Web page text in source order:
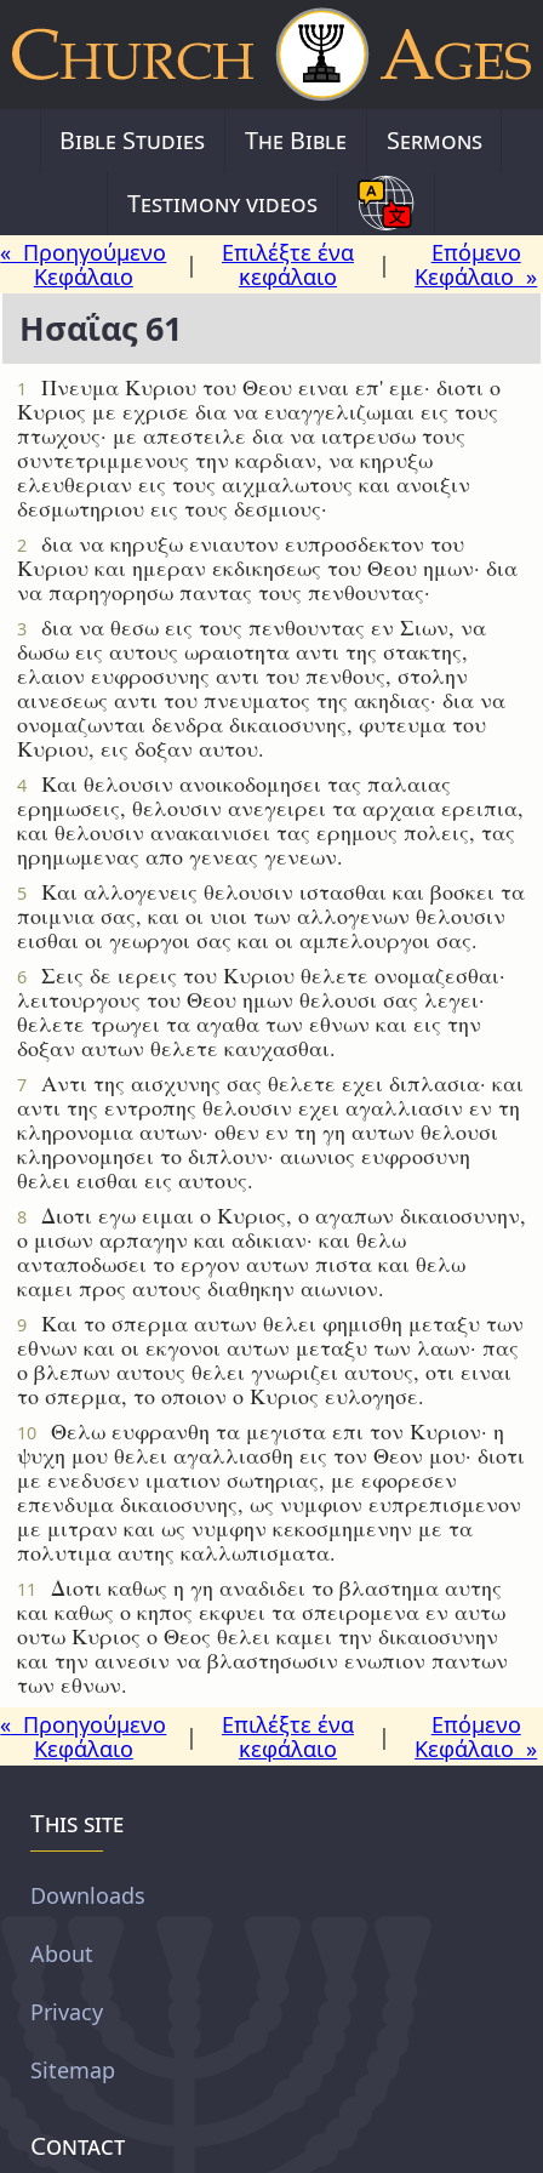
Bible Studies The Bible
Sermons
Testimony videos
« Προηγούμενο
Κεφάλαιο
|
Επιλέξτε ένα
κεφάλαιο
|
Επόμενο
Κεφάλαιο »
Ησαΐας 61
1
Πνευμα Κυριου του Θεου ειναι επ' εμε· διοτι ο
Κυριος με εχρισε δια να ευαγγελιζωμαι εις τους
πτωχους· με απεστειλε δια να ιατρευσω τους
συντετριμμενους την καρδιαν, να κηρυξω
ελευθεριαν εις τους αιχμαλωτους και ανοιξιν
δεσμωτηριου εις τους δεσμιους·
2
δια να κηρυξω ενιαυτον ευπροσδεκτον του
Κυριου και ημεραν εκδικησεως του Θεου ημων· δια
να παρηγορησω παντας τους πενθουντας·
3
δια να θεσω εις τους πενθουντας εν Σιων, να
δωσω εις αυτους ωραιοτητα αντι της στακτης,
ελαιον ευφροσυνης αντι του πενθους, στολην
αινεσεως αντι του πνευματος της ακηδιας· δια να
ονομαζωνται δενδρα δικαιοσυνης, φυτευμα του
Κυριου, εις δοξαν αυτου.
4
Και θελουσιν ανοικοδομησει τας παλαιας
ερημωσεις, θελουσιν ανεγειρει τα αρχαια ερειπια,
και θελουσιν ανακαινισει τας ερημους πολεις, τας
ηρημωμενας απο γενεας γενεων.
5
Και αλλογενεις θελουσιν ιστασθαι και βοσκει τα
ποιμνια σας, και οι υιοι των αλλογενων θελουσιν
εισθαι οι γεωργοι σας και οι αμπελουργοι σας.
6
Σεις δε ιερεις του Κυριου θελετε ονομαζεσθαι·
λειτουργους του Θεου ημων θελουσι σας λεγει·
θελετε τρωγει τα αγαθα των εθνων και εις την
δοξαν αυτων θελετε καυχασθαι.
7
Αντι της αισχυνης σας θελετε εχει διπλασια· και
αντι της εντροπης θελουσιν εχει αγαλλιασιν εν τη
κληρονομια αυτων· οθεν εν τη γη αυτων θελουσι
κληρονομησει το διπλουν· αιωνιος ευφροσυνη
θελει εισθαι εις αυτους.
8
Διοτι εγω ειμαι ο Κυριος, ο αγαπων δικαιοσυνην,
ο μισων αρπαγην και αδικιαν· και θελω
ανταποδωσει το εργον αυτων πιστα και θελω
καμει προς αυτους διαθηκην αιωνιον.
9
Και το σπερμα αυτων θελει φημισθη μεταξυ των
εθνων και οι εκγονοι αυτων μεταξυ των λαων· πας
ο βλεπων αυτους θελει γνωριζει αυτους, οτι ειναι
το σπερμα, το οποιον ο Κυριος ευλογησε.
10
Θελω ευφρανθη τα μεγιστα επι τον Κυριον· η
ψυχη μου θελει αγαλλιασθη εις τον Θεον μου· διοτι
με ενεδυσεν ιματιον σωτηριας, με εφορεσεν
επενδυμα δικαιοσυνης, ως νυμφιον ευπρεπισμενον
με μιτραν και ως νυμφην κεκοσμημενην με τα
πολυτιμα αυτης καλλωπισματα.
11
Διοτι καθως η γη αναδιδει το βλαστημα αυτης
και καθως ο κηπος εκφυει τα σπειρομενα εν αυτω
ουτω Κυριος ο Θεος θελει καμει την δικαιοσυνην
και την αινεσιν να βλαστησωσιν ενωπιον παντων
των εθνων.
« Προηγούμενο
Κεφάλαιο
|
Επιλέξτε ένα
κεφάλαιο
|
Επόμενο
Κεφάλαιο »
This site
Downloads
About
Privacy
Sitemap
Contact